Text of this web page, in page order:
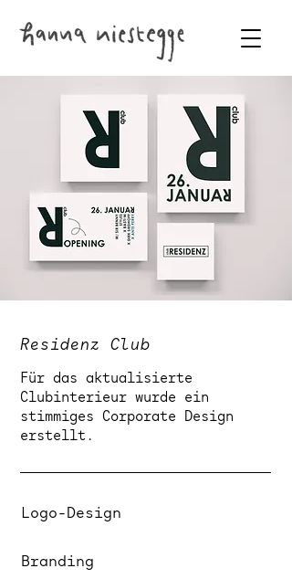
Residenz Club
Für das aktualisierte
Clubinterieur wurde ein
stimmiges Corporate Design
erstellt.
Logo-Design
Branding